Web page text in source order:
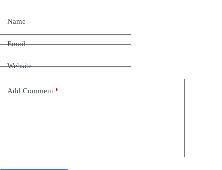
Name
Email
Website
Add Comment *